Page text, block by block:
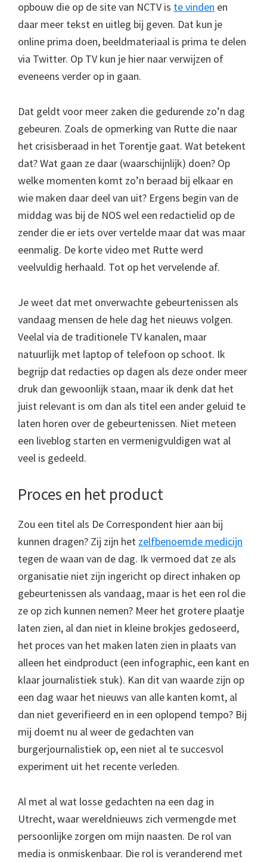
opbouw die op de site van NCTV is te vinden en
daar meer tekst en uitleg bij geven. Dat kun je
online prima doen, beeldmateriaal is prima te delen
via Twitter. Op TV kun je hier naar verwijzen of
eveneens verder op in gaan.
Dat geldt voor meer zaken die gedurende zo’n dag
gebeuren. Zoals de opmerking van Rutte die naar
het crisisberaad in het Torentje gaat. Wat betekent
dat? Wat gaan ze daar (waarschijnlijk) doen? Op
welke momenten komt zo’n beraad bij elkaar en
wie maken daar deel van uit? Ergens begin van de
middag was bij de NOS wel een redactielid op de
zender die er iets over vertelde maar dat was maar
eenmalig. De korte video met Rutte werd
veelvuldig herhaald. Tot op het vervelende af.
Je weet dat met onverwachte gebeurtenissen als
vandaag mensen de hele dag het nieuws volgen.
Veelal via de traditionele TV kanalen, maar
natuurlijk met laptop of telefoon op schoot. Ik
begrijp dat redacties op dagen als deze onder meer
druk dan gewoonlijk staan, maar ik denk dat het
juist relevant is om dan als titel een ander geluid te
laten horen over de gebeurtenissen. Niet meteen
een liveblog starten en vermenigvuldigen wat al
veel is gedeeld.
Proces en het product
Zou een titel als De Correspondent hier aan bij
kunnen dragen? Zij zijn het zelfbenoemde medicijn
tegen de waan van de dag. Ik vermoed dat ze als
organisatie niet zijn ingericht op direct inhaken op
gebeurtenissen als vandaag, maar is het een rol die
ze op zich kunnen nemen? Meer het grotere plaatje
laten zien, al dan niet in kleine brokjes gedoseerd,
het proces van het maken laten zien in plaats van
alleen het eindproduct (een infographic, een kant en
klaar journalistiek stuk). Kan dit van waarde zijn op
een dag waar het nieuws van alle kanten komt, al
dan niet geverifieerd en in een oplopend tempo? Bij
mij doemt nu al weer de gedachten van
burgerjournalistiek op, een niet al te succesvol
experiment uit het recente verleden.
Al met al wat losse gedachten na een dag in
Utrecht, waar wereldnieuws zich vermengde met
persoonlijke zorgen om mijn naasten. De rol van
media is onmiskenbaar. Die rol is veranderend met